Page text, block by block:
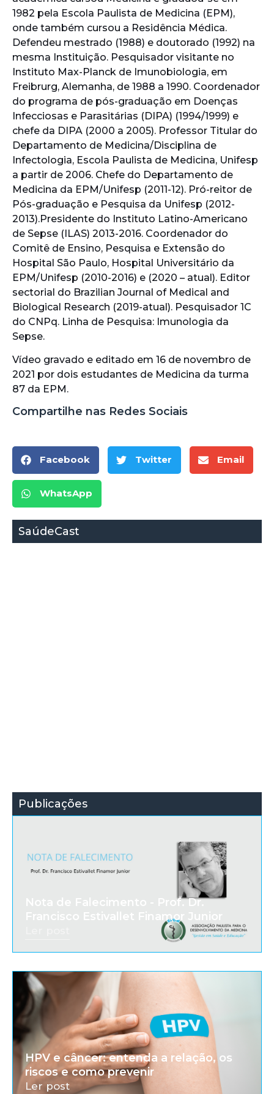
1982 pela Escola Paulista de Medicina (EPM),
onde também cursou a Residência Médica.
Defendeu mestrado (1988) e doutorado (1992) na
mesma Instituição. Pesquisador visitante no
Instituto Max-Planck de Imunobiologia, em
Freibrurg, Alemanha, de 1988 a 1990. Coordenador
do programa de pós-graduação em Doenças
Infecciosas e Parasitárias (DIPA) (1994/1999) e
chefe da DIPA (2000 a 2005). Professor Titular do
Departamento de Medicina/Disciplina de
Infectologia, Escola Paulista de Medicina, Unifesp
a partir de 2006. Chefe do Departamento de
Medicina da EPM/Unifesp (2011-12). Pró-reitor de
Pós-graduação e Pesquisa da Unifesp (2012-
2013).Presidente do Instituto Latino-Americano
de Sepse (ILAS) 2013-2016. Coordenador do
Comitê de Ensino, Pesquisa e Extensão do
Hospital São Paulo, Hospital Universitário da
EPM/Unifesp (2010-2016) e (2020 – atual). Editor
sectorial do Brazilian Journal of Medical and
Biological Research (2019-atual). Pesquisador 1C
do CNPq. Linha de Pesquisa: Imunologia da
Sepse.
Vídeo gravado e editado em 16 de novembro de
2021 por dois estudantes de Medicina da turma
87 da EPM.
Compartilhe nas Redes Sociais
Facebook Twitter Email
WhatsApp
SaúdeCast
Publicações
Nota de Falecimento - Prof. Dr.
Francisco Estivallet Finamor Junior
HPV e câncer: entenda a relação, os
riscos e como prevenir
Ler post